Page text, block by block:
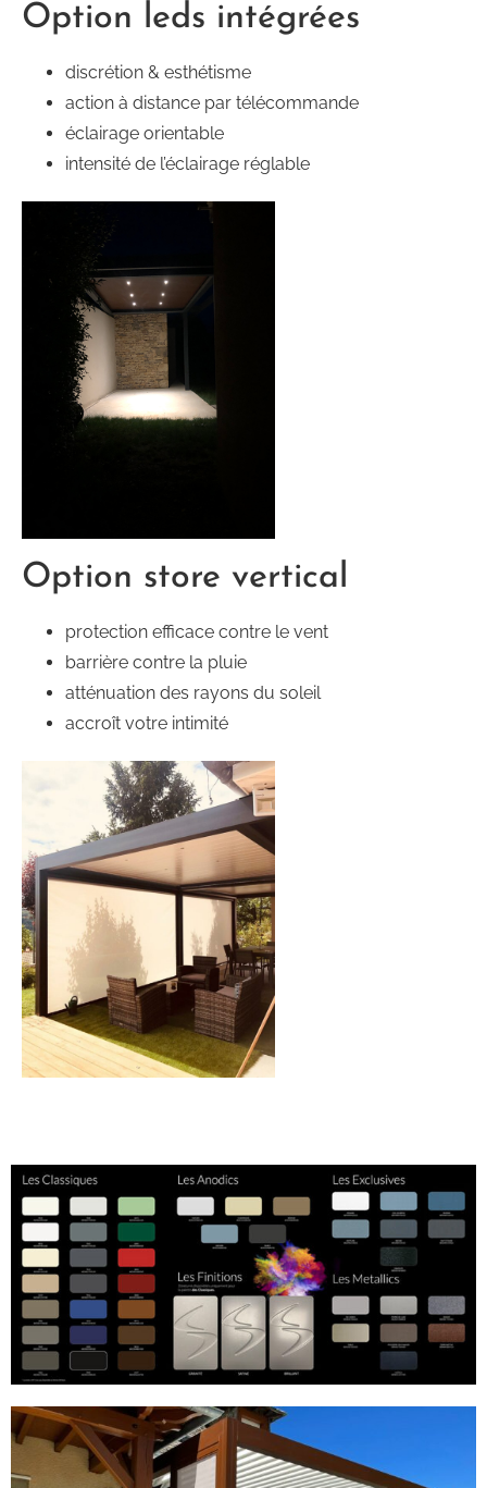
Option leds intégrées
discrétion & esthétisme
action à distance par télécommande
éclairage orientable
intensité de l’éclairage réglable
Option store vertical
protection efficace contre le vent
barrière contre la pluie
atténuation des rayons du soleil
accroît votre intimité